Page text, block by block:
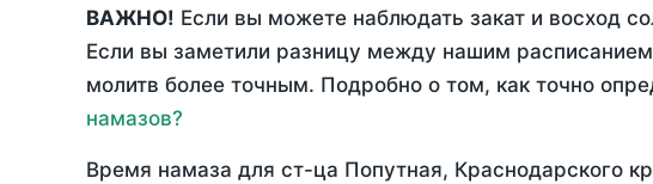
ВАЖНО! Если вы можете наблюдать закат и восход
Если вы заметили разницу между нашим
молитв более точным. Подробно о том, как точно
намазов?
Время намаза для ст-ца Попутная, Краснодарского